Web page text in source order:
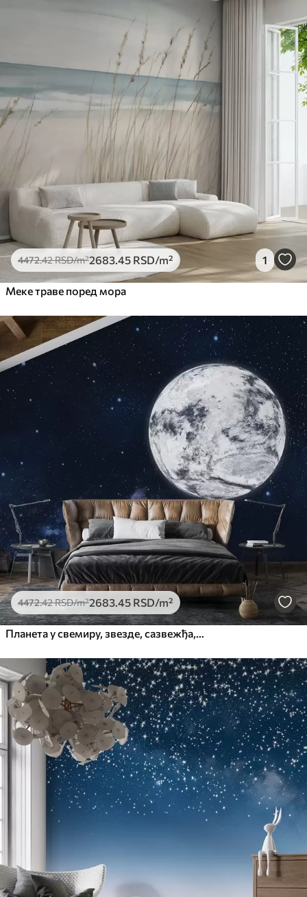
4472.42RSD/m²2683 .45 RSD/m² 1
Меке траве поред мора
4472.42RSD/m²2683 .45 RSD/m²